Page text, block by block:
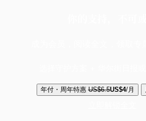
年付・周年特惠 US$6.5US$4/月